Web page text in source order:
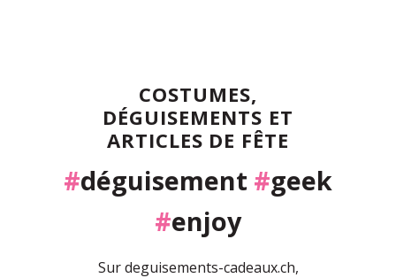
COSTUMES,
DÉGUISEMENTS ET
ARTICLES DE FÊTE
#déguisement #geek
#enjoy
Sur deguisements-cadeaux.ch,